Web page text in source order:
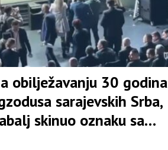
obilježavanju 30 godina
sarajevskih Srba,
skinuo oznaku sa